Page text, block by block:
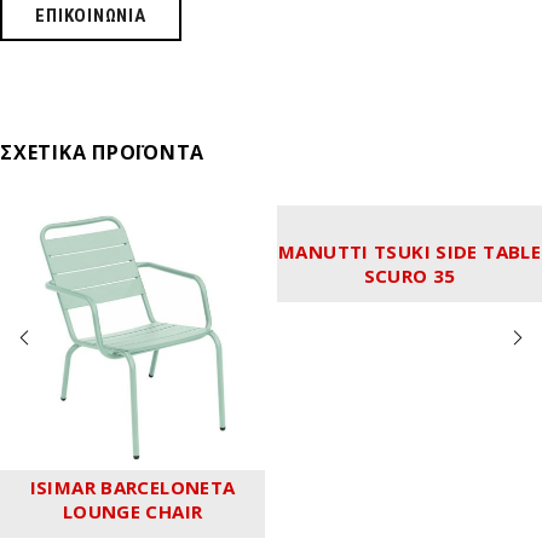
ΕΠΙΚΟΙΝΩΝΙΑ
ΣΧΕΤΙΚΆ ΠΡΟΪΌΝΤΑ
ISIMAR BARCELONETA
LOUNGE CHAIR
MANUTTI TSUKI SIDE TABLE
SCURO 35